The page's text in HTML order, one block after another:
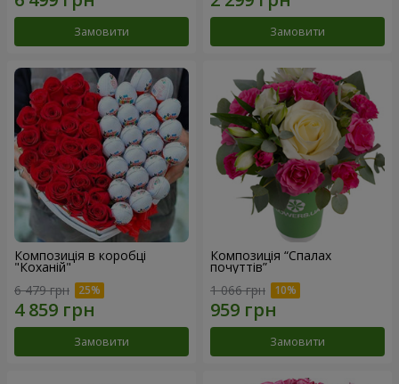
Замовити Замовити
Композиція в коробці
"Коханій"
6 479 грн
Замовити
Композиція “Спалах
почуттів”
1 066 грн
Замовити